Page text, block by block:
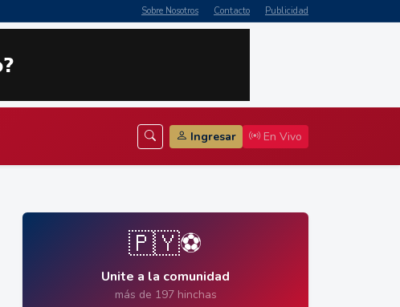
Sobre Nosotros Contacto Publicidad
Ingresar En Vivo
🇵🇾⚽
Unite a la comunidad
más de 197 hinchas